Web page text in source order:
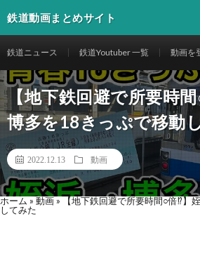
鉄道動画まとめサイト
鉄道ニュース 鉄道Youtuber 一覧 動画を
【地下鉄回避で所要時
博多を18きっぷで移動
2022.12.13 動画
ホーム » 動画 » 【地下鉄回避で所要時間○倍⁉︎
してみた